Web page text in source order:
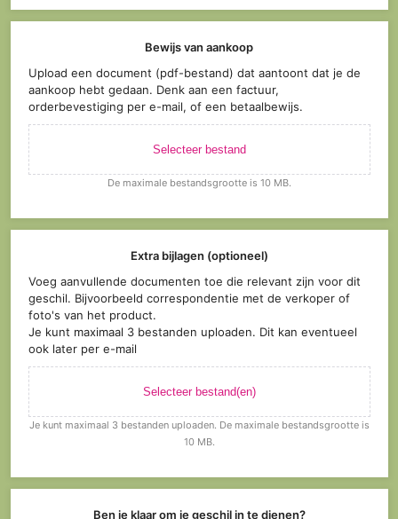
Bewijs van aankoop
Upload een document (pdf-bestand) dat aantoont dat je de
aankoop hebt gedaan. Denk aan een factuur,
orderbevestiging per e-mail, of een betaalbewijs.
Selecteer bestand
De maximale bestandsgrootte is 10 MB.
Extra bijlagen (optioneel)
Voeg aanvullende documenten toe die relevant zijn voor dit
geschil. Bijvoorbeeld correspondentie met de verkoper of
foto's van het product.
Je kunt maximaal 3 bestanden uploaden. Dit kan eventueel
ook later per e-mail
Selecteer bestand(en)
Je kunt maximaal 3 bestanden uploaden. De maximale bestandsgrootte is
10 MB.
Ben je klaar om je geschil in te dienen?